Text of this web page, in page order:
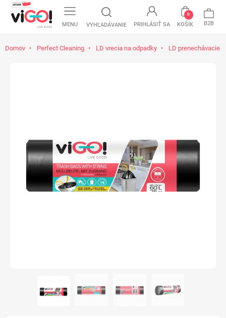
MENU VYHĽADÁVANIE PRIHLÁSIŤ SA KOŠÍK
0
B2B
Domov Perfect Cleaning LD vrecia na odpadky LD prenechávacie